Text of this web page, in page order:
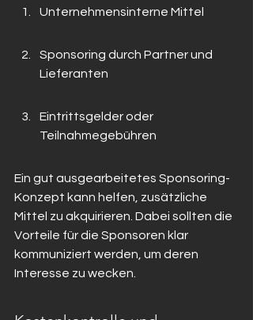
Unternehmensinterne Mittel
Sponsoring durch Partner und
Lieferanten
Eintrittsgelder oder
Teilnahmegebühren
Ein gut ausgearbeitetes Sponsoring-
Konzept kann helfen, zusätzliche
Mittel zu akquirieren. Dabei sollten die
Vorteile für die Sponsoren klar
kommuniziert werden, um deren
Interesse zu wecken.